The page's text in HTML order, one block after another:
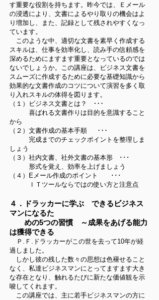
す重要な役割を持ちます。昨今では、Ｅメール
の浸透により、文書によるやり取りの機会はよ
り増加し、また、記録として残されやすくなっ
ています。
このような中、適切な文書を素早く作成する
スキルは、仕事を効率化し、読み手の信頼感を
深めるためにますます重要となっているのでは
ないでしょうか。この講座は、ビジネス文書を
スムーズに作成するために必要な基礎知識から
効果的な文書作成のコツについて演習を多く取
り入れスキルの体得を図ります。
（１）ビジネス文書とは？ ･･･
喜ばれる文書作りは目的を意識すること
から
（２）文書作成の基本手順 ･･･
完成までのチェックポイントを整理しま
しょう
（３）社内文書、社外文書の基本形 ･･･
形式を覚え、効率を上げましょう
（４）Eメール作成のポイント ･･･
ＩＴツールならではの使い方と注意点
４．ドラッカーに学ぶ できるビジネス
マンになるた
めの5つの習慣
～成果をあげる能力
は獲得できる
Ｐ.Ｆ.ドラッカーがこの世を去って10年が経
過しました。
しかし彼の残した数々の思想は色褪せること
なく、私達ビジネスマンにとってますます大き
な存在となり、触れるたびに新たな価値観を示
唆してくれます。
この講座では、主に若手ビジネスマンの方に